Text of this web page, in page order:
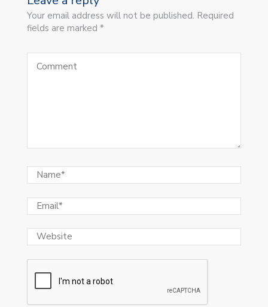
Your email address will not be published. Required
fields are marked *